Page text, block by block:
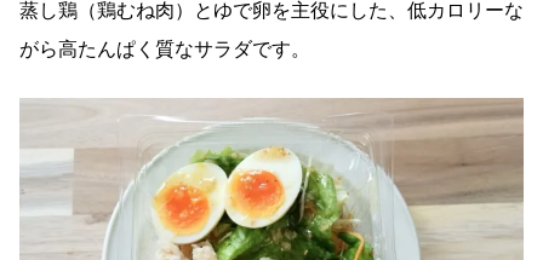
蒸し鶏（鶏むね肉）とゆで卵を主役にした、低カロリーな
がら高たんぱく質なサラダです。